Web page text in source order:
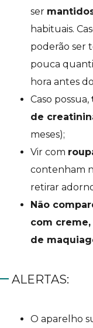
ser
habituais.
poderão ser
pouca
hora antes
Caso possua,
de
meses);
Vir com
contenham
retirar
Não
com
de
ALERTAS:
O aparelho